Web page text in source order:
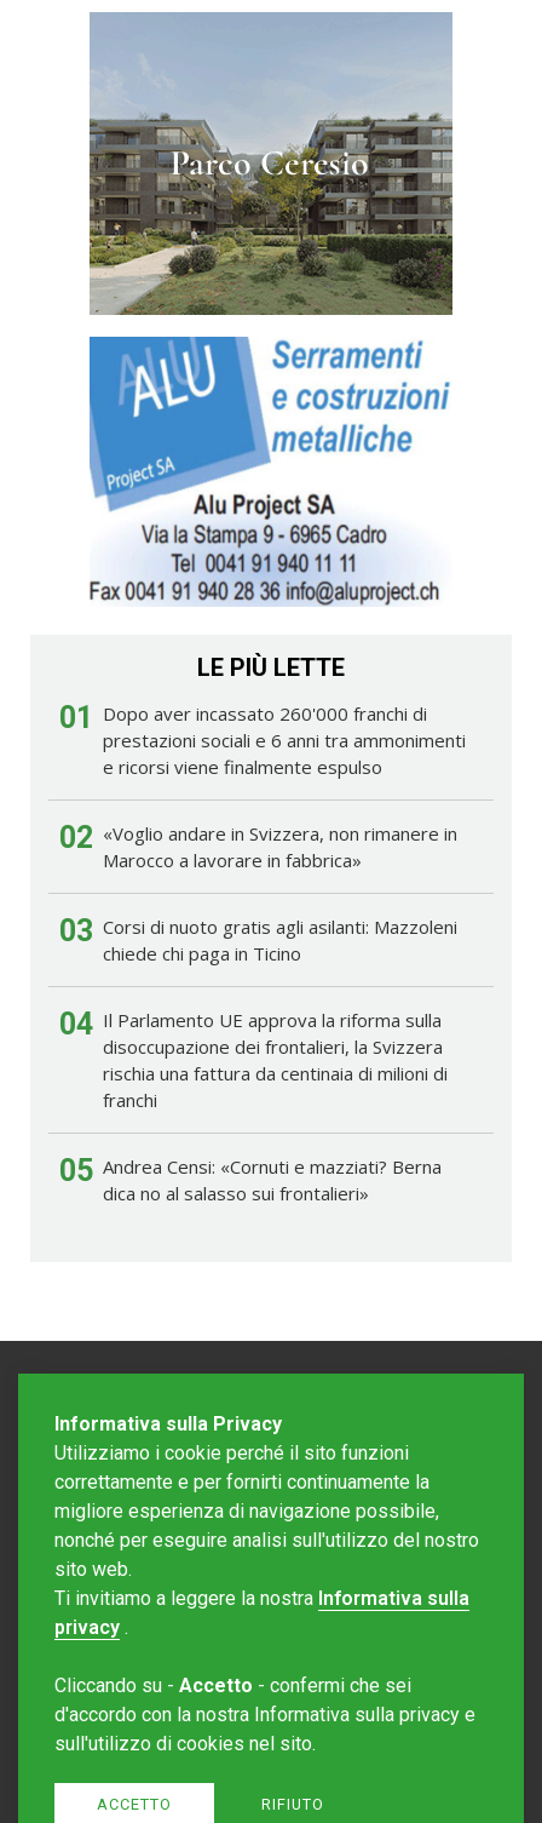
LE PIÙ LETTE
01
Dopo aver incassato 260'000 franchi di
prestazioni sociali e 6 anni tra ammonimenti
e ricorsi viene finalmente espulso
02 «Voglio andare in Svizzera, non rimanere in
Marocco a lavorare in fabbrica»
03 Corsi di nuoto gratis agli asilanti: Mazzoleni
chiede chi paga in Ticino
04 Il Parlamento UE approva la riforma sulla
disoccupazione dei frontalieri, la Svizzera
rischia una fattura da centinaia di milioni di
franchi
05 Andrea Censi: «Cornuti e mazziati? Berna
dica no al salasso sui frontalieri»
Editore Rotostampa SA
Sito creato daRedesign
Informativa sulla Privacy
Utilizziamo i cookie perché il sito funzioni
correttamente e per fornirti continuamente la
migliore esperienza di navigazione possibile,
nonché per eseguire analisi sull'utilizzo del nostro
sito web.
Ti invitiamo a leggere la nostra Informativa sulla
privacy .
Cliccando su - Accetto - confermi che sei
d'accordo con la nostra Informativa sulla privacy e
sull'utilizzo di cookies nel sito.
ACCETTO RIFIUTO